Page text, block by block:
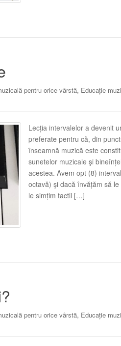
pentru orice vârstă, Educație
Lecția intervalelor a devenit
preferate pentru că, din
înseamnă muzică este
sunetelor muzicale şi
acestea. Avem opt (8)
octavă) şi dacă învățăm să
le simțim tactil […]
pentru orice vârstă, Educație